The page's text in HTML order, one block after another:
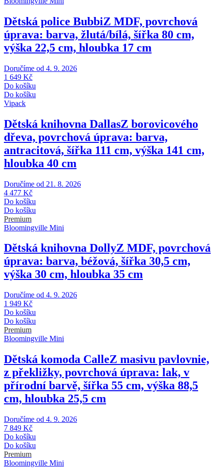
Dětská police BubbiZ MDF, povrchová
úprava: barva, žlutá/bílá, šířka 80 cm,
výška 22,5 cm, hloubka 17 cm
Doručíme od 4. 9. 2026
1 649 Kč
Do košíku
Do košíku
Vipack
Dětská knihovna DallasZ borovicového
dřeva, povrchová úprava: barva,
antracitová, šířka 111 cm, výška 141 cm,
hloubka 40 cm
Doručíme od 21. 8. 2026
4 477 Kč
Do košíku
Do košíku
Premium
Bloomingville Mini
Dětská knihovna DollyZ MDF, povrchová
úprava: barva, béžová, šířka 30,5 cm,
výška 30 cm, hloubka 35 cm
Doručíme od 4. 9. 2026
1 949 Kč
Do košíku
Do košíku
Premium
Bloomingville Mini
Dětská komoda CalleZ masivu pavlovnie,
z překližky, povrchová úprava: lak, v
přírodní barvě, šířka 55 cm, výška 88,5
cm, hloubka 25,5 cm
Doručíme od 4. 9. 2026
7 849 Kč
Do košíku
Do košíku
Premium
Bloomingville Mini